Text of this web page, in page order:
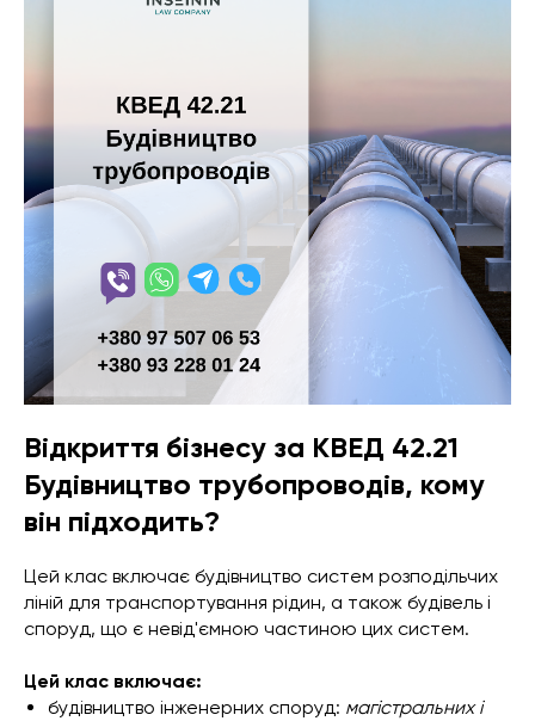
Відкриття бізнесу за КВЕД 42.21
Будівництво трубопроводів, кому
він підходить?
Цей клас включає будівництво систем розподільчих
ліній для транспортування рідин, а також будівель і
споруд, що є невід'ємною частиною цих систем.
Цей клас включає:
будівництво інженерних споруд: магістральних і